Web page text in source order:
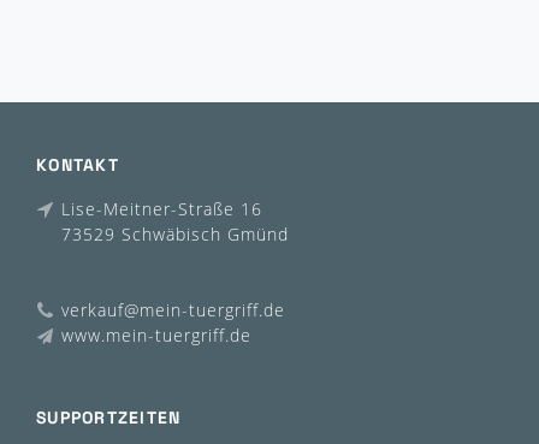
KONTAKT
Lise-Meitner-Straße 16
73529 Schwäbisch Gmünd
verkauf@mein-tuergriff.de
www.mein-tuergriff.de
SUPPORTZEITEN